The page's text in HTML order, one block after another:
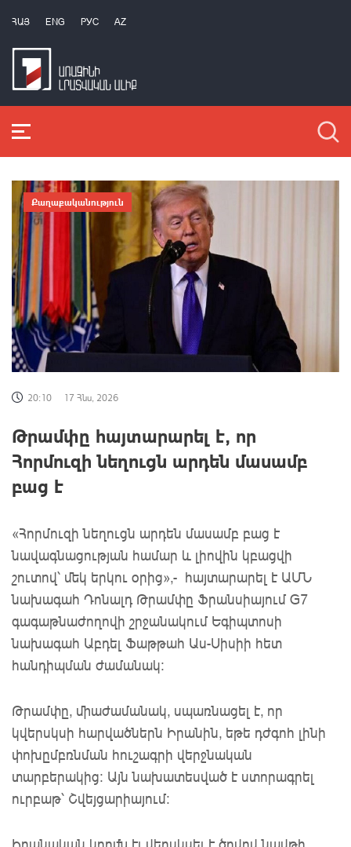
ՀԱՅ ENG РУС AZ
Քաղաքականություն
20:10 17 Հնս, 2026
Թրամփը հայտարարել է, որ
Հորմուզի նեղուցն արդեն մասամբ
բաց է
«Հորմուզի նեղուցն արդեն մասամբ բաց է
նավագնացության համար և լիովին կբացվի
շուտով՝ մեկ երկու օրից»,- հայտարարել է ԱՄՆ
նախագահ Դոնալդ Թրամփը Ֆրանսիայում G7
գագաթնաժողովի շրջանակում Եգիպտոսի
նախագահ Աբդել Ֆաթթահ Աս-Սիսիի հետ
հանդիպման ժամանակ։
Թրամփը, միաժամանակ, սպառնացել է, որ
կվերսկսի հարվածներն Իրանին, եթե դժգոհ լինի
փոխըմբռնման հուշագրի վերջնական
տարբերակից: Այն նախատեսված է ստորագրել
ուրբաթ՝ Շվեյցարիայում:
Իրանական կողմն էլ վերսկսել է ծովով նավթի